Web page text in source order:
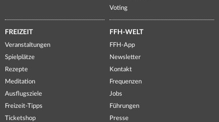
Voting
FREIZEIT
Veranstaltungen
Spielplätze
Rezepte
Meditation
Ausflugsziele
Freizeit-Tipps
Ticketshop
FFH-WELT
FFH-App
Newsletter
Kontakt
Frequenzen
Jobs
Führungen
Presse